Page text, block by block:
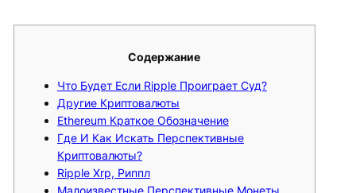
Содержание
Что Будет Если Ripple Проиграет Суд?
Другие Криптовалюты
Ethereum Краткое Обозначение
Где И Как Искать Перспективные
Криптовалюты?
Ripple Xrp, Риппл
Малоизвестные Перспективные Монеты